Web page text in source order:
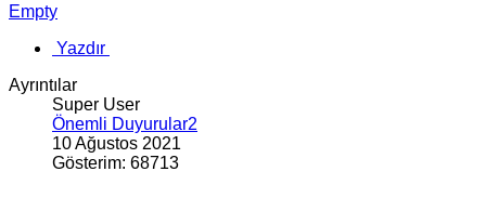
Empty
Yazdır
Ayrıntılar
Super User
Önemli Duyurular2
10 Ağustos 2021
Gösterim: 68713